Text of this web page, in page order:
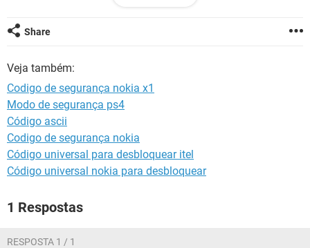
João.Share
Veja também:
Codigo de segurança nokia x1
Modo de segurança ps4
Código ascii
Codigo de segurança nokia
Código universal para desbloquear itel
Código universal nokia para desbloquear
1 Respostas
RESPOSTA 1 / 1